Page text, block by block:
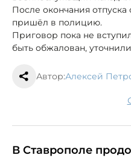
После окончания
пришёл в полицию.
Приговор пока не
быть обжалован,
Автор:Алексей
В Ставрополе